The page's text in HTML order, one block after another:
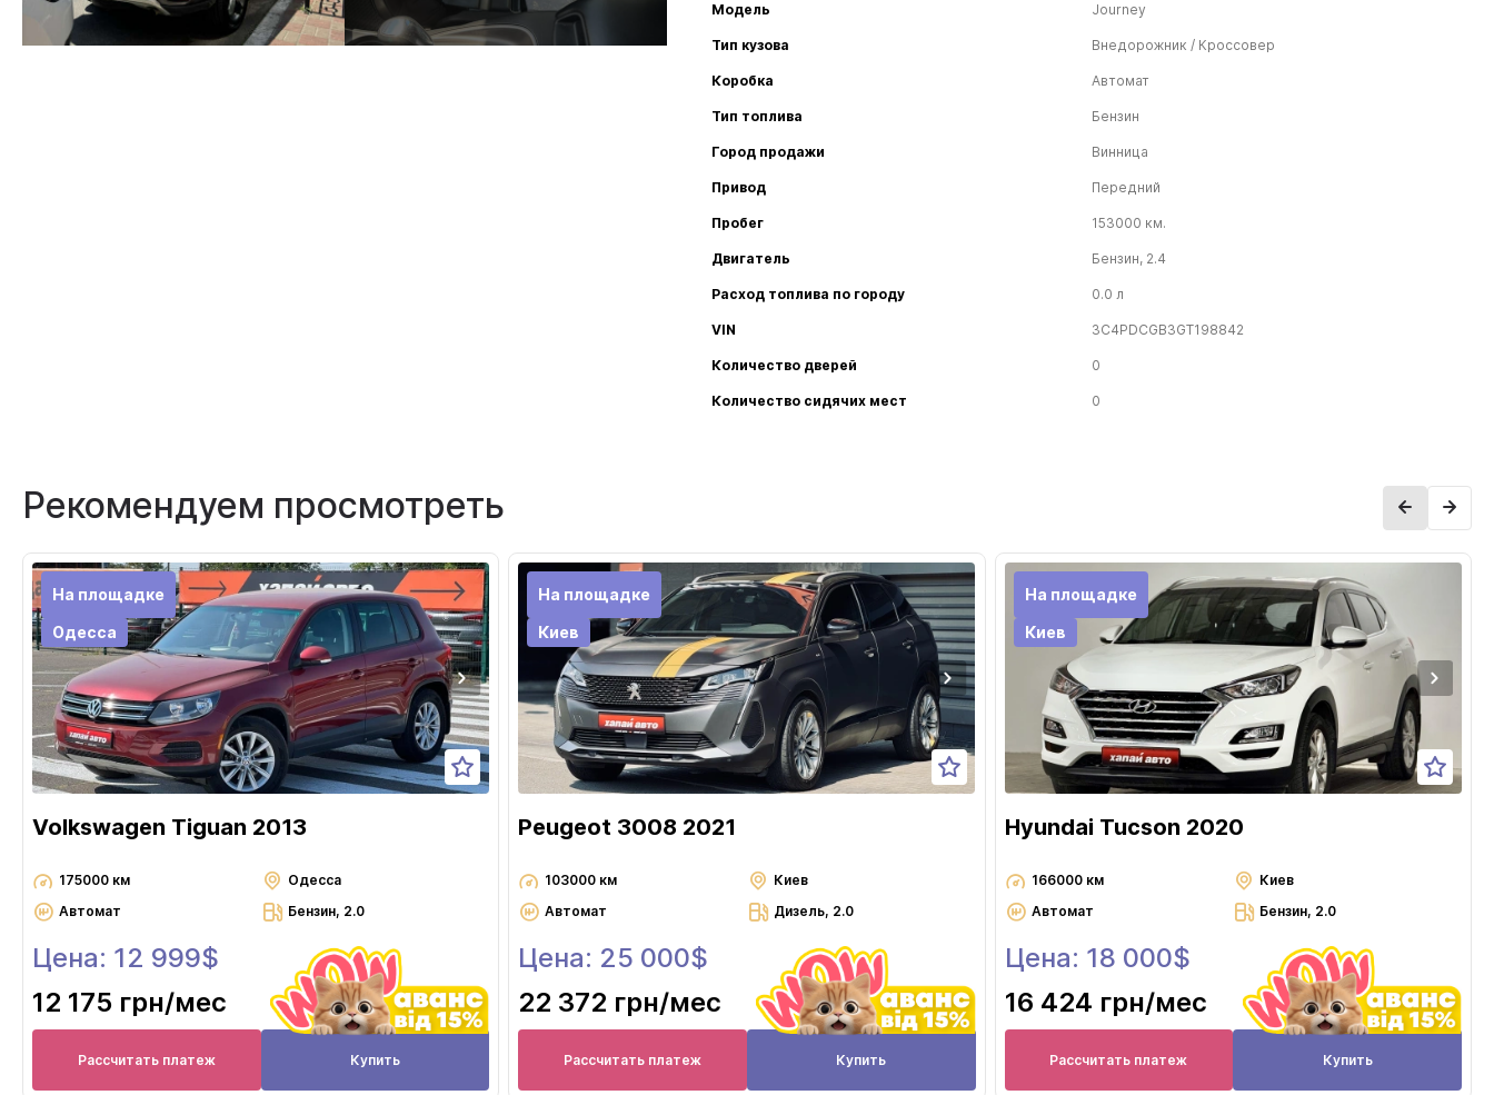
Модель Journey
Тип кузова Внедорожник / Кроссовер
Коробка Автомат
Тип топлива Бензин
Город продажи Винница
Привод Передний
Пробег 153000 км.
Двигатель Бензин, 2.4
Расход топлива по городу 0.0 л
VIN 3C4PDCGB3GT198842
Количество дверей 0
Количество сидячих мест 0
Рекомендуем просмотреть
На площадке
Одесса
Volkswagen Tiguan 2013
175000 км
Одесса
Автомат
Бензин, 2.0
Цена: 12 999$
12 175 грн/мес
Рассчитать платеж Купить
На площадке
Киев
Peugeot 3008 2021
103000 км
Киев
Автомат
Дизель, 2.0
Цена: 25 000$
22 372 грн/мес
Рассчитать платеж Купить
На площадке
Киев
Hyundai Tucson 2020
166000 км
Киев
Автомат
Бензин, 2.0
Цена: 18 000$
16 424 грн/мес
Рассчитать платеж Купить